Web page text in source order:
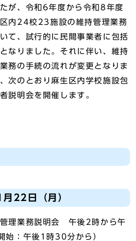
が、令和6年度から令和8年度
内24校23施設の維持管理業務
て、試行的に民間事業者に包括
なりました。それに伴い、維持
務の手続の流れが変更となりま
次のとおり麻生区内学校施設包
説明会を開催します。
22日（月）
業務説明会 午後2時から午
始：午後1時30分から）